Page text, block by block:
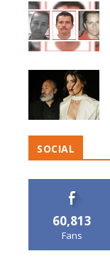
SOCIAL
60,813
Fans